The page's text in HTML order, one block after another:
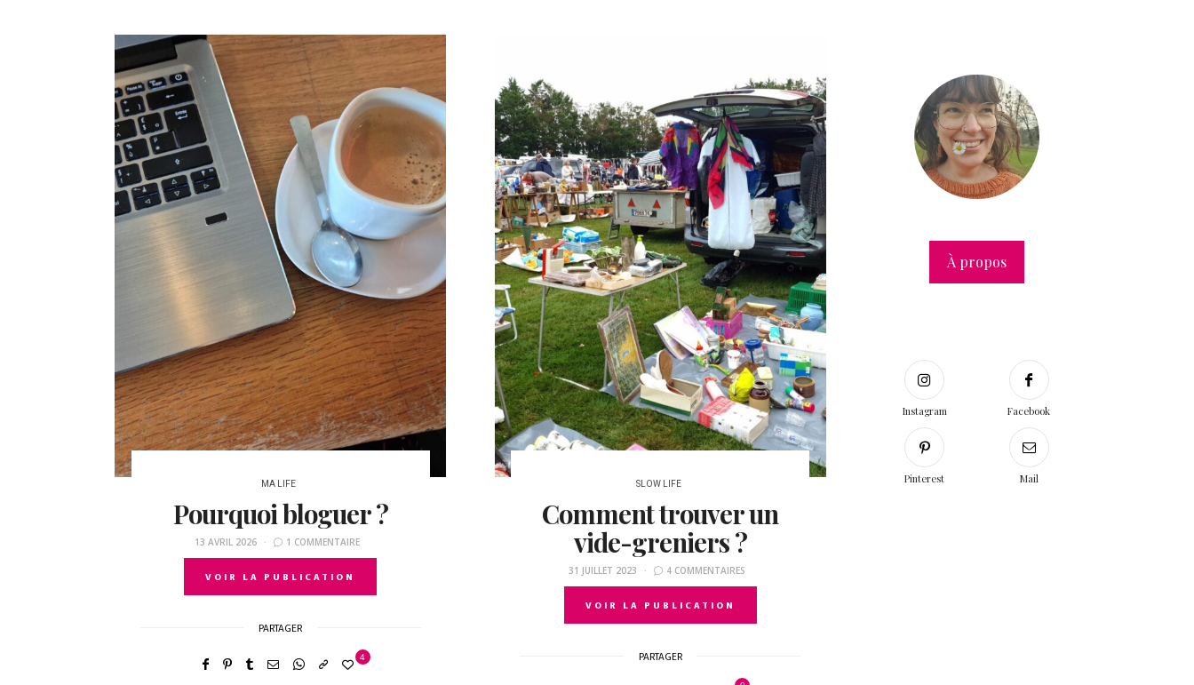
MA LIFE
Pourquoi bloguer ?
13 AVRIL 2026 1 COMMENTAIRE
VOIR LA PUBLICATION
PARTAGER
4
SLOW LIFE
Comment trouver un
vide-greniers ?
31 JUILLET 2023 4 COMMENTAIRES
VOIR LA PUBLICATION
PARTAGER
À propos
Instagram Facebook
Pinterest Mail